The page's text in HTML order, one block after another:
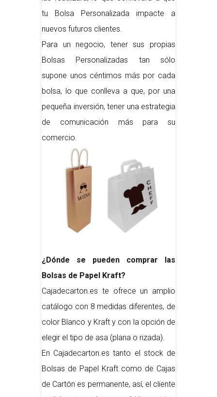
tu Bolsa Personalizada impacte a
nuevos futuros clientes.
Para un negocio, tener sus propias
Bolsas Personalizadas tan sólo
supone unos céntimos más por cada
bolsa, lo que conlleva a que, por una
pequeña inversión, tener una estrategia
de comunicación más para su
comercio.
¿Dónde se pueden comprar las
Bolsas de Papel Kraft?
Cajadecarton.es te ofrece un amplio
catálogo con 8 medidas diferentes, de
color Blanco y Kraft y con la opción de
elegir el tipo de asa (plana o rizada).
En Cajadecarton.es tanto el stock de
Bolsas de Papel Kraft como de Cajas
de Cartón es permanente, así, el cliente